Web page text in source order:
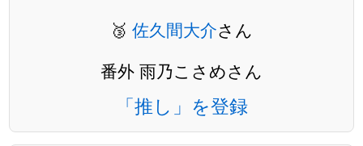
🥉 佐久間大介さん
番外 雨乃こさめさん
「推し」を登録